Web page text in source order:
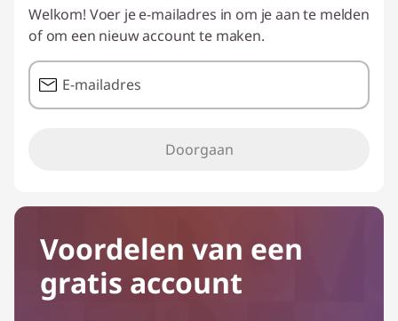
Welkom! Voer je e-mailadres in om je aan te melden
of om een nieuw account te maken.
E-mailadres
Doorgaan
Voordelen van een
gratis account